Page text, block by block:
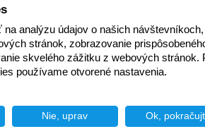
analýzu údajov o našich
stránok, zobrazovanie
skvelého zážitku z webových stránok.
používame otvorené nastavenia.
Nie, uprav Ok,